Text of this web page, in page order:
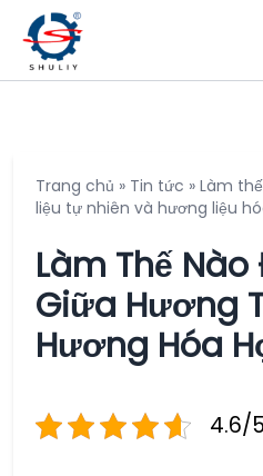
Trang chủ » Tin tức » Làm
liệu tự nhiên và hương liệu
Làm Thế
Giữa Hương
Hương Hóa
4.6/